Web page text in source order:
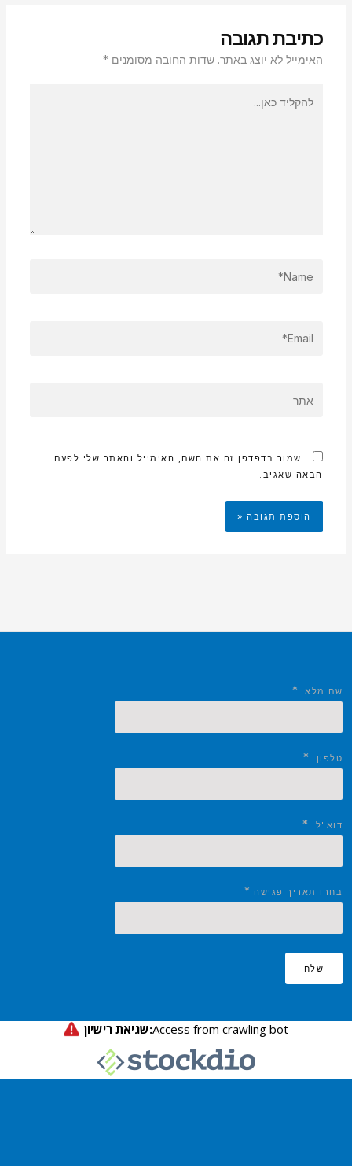
כתיבת תגובה
האימייל לא יוצג באתר. שדות החובה מסומנים *
כאן...
שמור בדפדפן זה את השם, האימייל והאתר שלי לפעם
הבאה שאגיב.
שם מלא: *
טלפון: *
דוא"ל: *
בחרו תאריך פגישה *
שלח